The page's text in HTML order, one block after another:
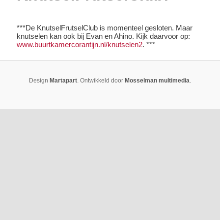
***De KnutselFrutselClub is momenteel gesloten. Maar
knutselen kan ook bij Evan en Ahino. Kijk daarvoor op:
www.buurtkamercorantijn.nl/knutselen2. ***
Design Martapart . Ontwikkeld door Mosselman multimedia